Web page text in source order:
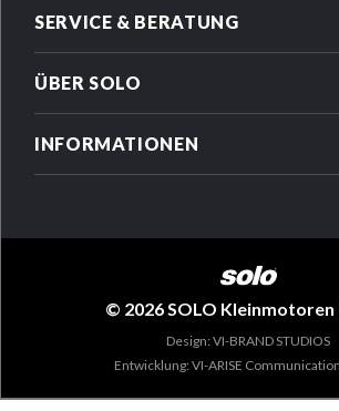
SERVICE & BERATUNG
ÜBER SOLO
INFORMATIONEN
© 2026 SOLO Kleinmotoren
Design: VI-BRAND STUDIOS
Entwicklung: VI-ARISE